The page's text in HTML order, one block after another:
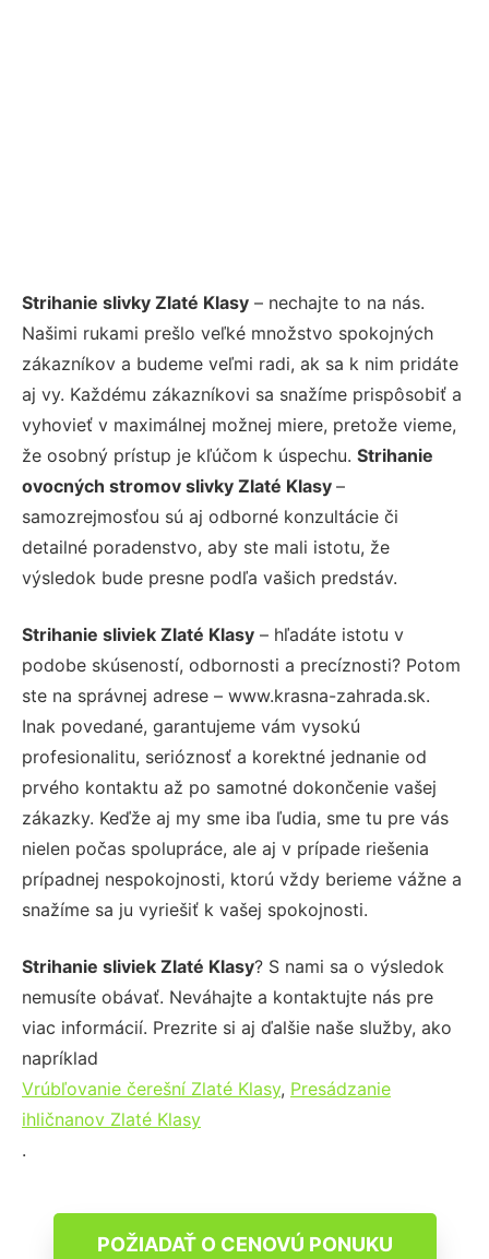
Strihanie slivky Zlaté Klasy – nechajte to na nás.
Našimi rukami prešlo veľké množstvo spokojných
zákazníkov a budeme veľmi radi, ak sa k nim pridáte
aj vy. Každému zákazníkovi sa snažíme prispôsobiť a
vyhovieť v maximálnej možnej miere, pretože vieme,
že osobný prístup je kľúčom k úspechu. Strihanie
ovocných stromov slivky Zlaté Klasy –
samozrejmosťou sú aj odborné konzultácie či
detailné poradenstvo, aby ste mali istotu, že
výsledok bude presne podľa vašich predstáv.
Strihanie sliviek Zlaté Klasy – hľadáte istotu v
podobe skúseností, odbornosti a precíznosti? Potom
ste na správnej adrese – www.krasna-zahrada.sk.
Inak povedané, garantujeme vám vysokú
profesionalitu, serióznosť a korektné jednanie od
prvého kontaktu až po samotné dokončenie vašej
zákazky. Keďže aj my sme iba ľudia, sme tu pre vás
nielen počas spolupráce, ale aj v prípade riešenia
prípadnej nespokojnosti, ktorú vždy berieme vážne a
snažíme sa ju vyriešiť k vašej spokojnosti.
Strihanie sliviek Zlaté Klasy? S nami sa o výsledok
nemusíte obávať. Neváhajte a kontaktujte nás pre
viac informácií. Prezrite si aj ďalšie naše služby, ako
napríklad
Vrúbľovanie čerešní Zlaté Klasy, Presádzanie
ihličnanov Zlaté Klasy
.
POŽIADAŤ O CENOVÚ PONUKU